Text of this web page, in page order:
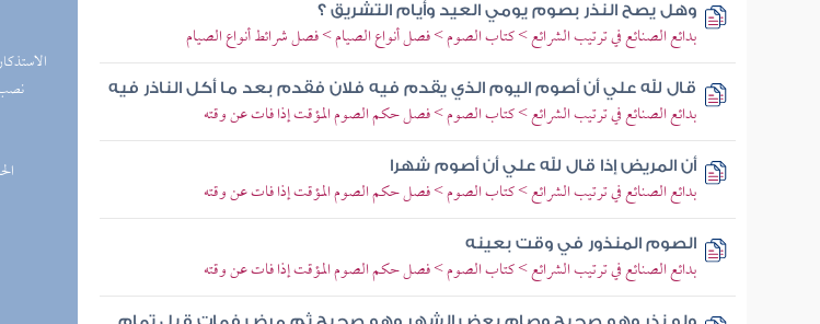
(15)
(14)
وهل يصح النذر بصوم يومي العيد وأيام التشريق ؟
بدائع الصنائع في ترتيب الشرائع > كتاب الصوم > فصل أنواع الصيام > فصل شرائط أنواع الصيام
قال لله علي أن أصوم اليوم الذي يقدم فيه فلان فقدم بعد ما أكل الناذر فيه
بدائع الصنائع في ترتيب الشرائع > كتاب الصوم > فصل حكم الصوم المؤقت إذا فات عن وقته
أن المريض إذا قال لله علي أن أصوم شهرا
بدائع الصنائع في ترتيب الشرائع > كتاب الصوم > فصل حكم الصوم المؤقت إذا فات عن وقته
الصوم المنذور في وقت بعينه
بدائع الصنائع في ترتيب الشرائع > كتاب الصوم > فصل حكم الصوم المؤقت إذا فات عن وقته